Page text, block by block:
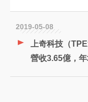
2019-05-08
上奇科技（
營收3.65億，